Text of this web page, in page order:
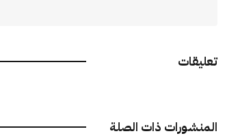
تعليقات
المنشورات ذات الصلة